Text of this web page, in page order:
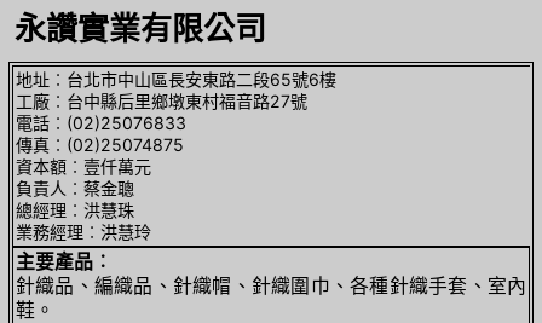
永讚實業有限公司
地址︰台北市中山區長安東路二段65號6樓
工廠︰台中縣后里鄉墩東村福音路27號
電話︰(02)25076833
傳真︰(02)25074875
資本額︰壹仟萬元
負責人︰蔡金聰
總經理︰洪慧珠
業務經理︰洪慧玲
主要產品︰
針織品、編織品、針織帽、針織圍巾、各種針織手套、室內
鞋。